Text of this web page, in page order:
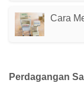
Cara
Perdagangan